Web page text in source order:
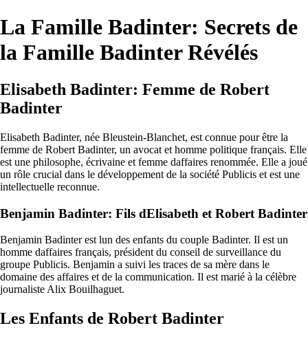
La Famille Badinter: Secrets de
la Famille Badinter Révélés
Elisabeth Badinter: Femme de Robert
Badinter
Elisabeth Badinter, née Bleustein-Blanchet, est connue pour être la
femme de Robert Badinter, un avocat et homme politique français. Elle
est une philosophe, écrivaine et femme daffaires renommée. Elle a joué
un rôle crucial dans le développement de la société Publicis et est une
intellectuelle reconnue.
Benjamin Badinter: Fils dElisabeth et Robert Badinter
Benjamin Badinter est lun des enfants du couple Badinter. Il est un
homme daffaires français, président du conseil de surveillance du
groupe Publicis. Benjamin a suivi les traces de sa mère dans le
domaine des affaires et de la communication. Il est marié à la célèbre
journaliste Alix Bouilhaguet.
Les Enfants de Robert Badinter